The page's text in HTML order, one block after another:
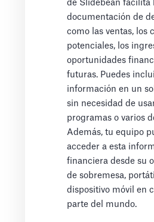
de Slidebean facilita
documentación de
como las ventas, los
potenciales, los
oportunidades
futuras. Puedes
información en un
sin necesidad de
programas o varios
Además, tu equipo
acceder a esta
financiera desde su
de sobremesa,
dispositivo móvil en
parte del mundo.